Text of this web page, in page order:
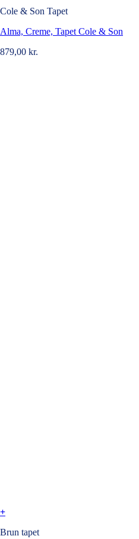
Cole & Son Tapet
Alma, Creme, Tapet Cole & Son
879,00 kr.
+
Brun tapet